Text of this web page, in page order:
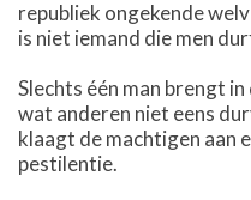
republiek ongekende
is niet iemand die men
Slechts één man brengt
wat anderen niet eens
klaagt de machtigen aan
pestilentie.